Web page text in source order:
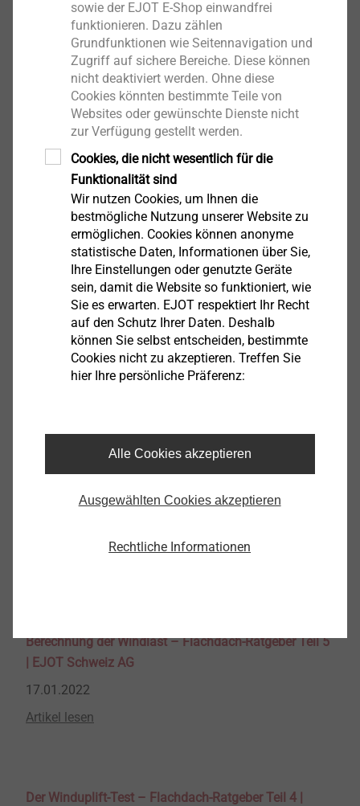
Putzanschlüsse an Fenstern – WDVS-Expertentipps
Teil 2 | EJOT Schweiz AG
28.04.2022
Artikel lesen
Aufbau und Vorteile – VHF-Ratgeber Teil 1 | EJOT
Schweiz AG
13.04.2022
Artikel lesen
Dübelabzeichnungen vermeiden – WDVS-
Expertentipps Teil 1 | EJOT Schweiz AG
31.03.2022
Ratgeber Teil 6 | EJOT Schweiz AG
Berechnung der Windlast – Flachdach-Ratgeber Teil 5
| EJOT Schweiz AG
17.01.2022
Artikel lesen
Der Winduplift-Test – Flachdach-Ratgeber Teil 4 |
sowie der EJOT E-Shop einwandfrei
funktionieren. Dazu zählen
Grundfunktionen wie Seitennavigation und
Zugriff auf sichere Bereiche. Diese können
nicht deaktiviert werden. Ohne diese
Cookies könnten bestimmte Teile von
Websites oder gewünschte Dienste nicht
zur Verfügung gestellt werden.
Cookies, die nicht wesentlich für die
Funktionalität sind
Wir nutzen Cookies, um Ihnen die
bestmögliche Nutzung unserer Website zu
ermöglichen. Cookies können anonyme
statistische Daten, Informationen über Sie,
Ihre Einstellungen oder genutzte Geräte
sein, damit die Website so funktioniert, wie
Sie es erwarten. EJOT respektiert Ihr Recht
auf den Schutz Ihrer Daten. Deshalb
können Sie selbst entscheiden, bestimmte
Cookies nicht zu akzeptieren. Treffen Sie
hier Ihre persönliche Präferenz:
Alle Cookies akzeptieren
Ausgewählten Cookies akzeptieren
Rechtliche Informationen